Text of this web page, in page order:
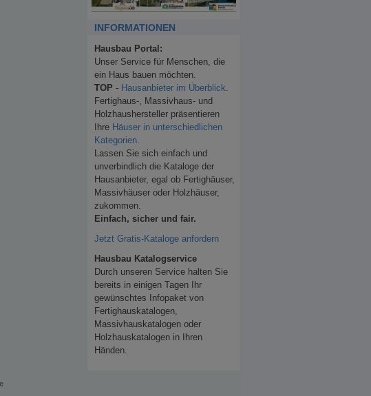
INFORMATIONEN
Hausbau Portal:
Unser Service für Menschen, die
ein Haus bauen möchten.
TOP - Hausanbieter im Überblick
Fertighaus-, Massivhaus- und
Holzhaushersteller präsentieren
Ihre Häuser in unterschiedlichen
Kategorien
Lassen Sie sich einfach und
unverbindlich die Kataloge der
Hausanbieter, egal ob Fertighäuser,
Massivhäuser oder Holzhäuser,
zukommen.
Einfach, sicher und fair.
Jetzt Gratis-Kataloge anfordern
Hausbau Katalogservice
Durch unseren Service halten Sie
bereits in einigen Tagen Ihr
gewünschtes Infopaket von
Fertighauskatalogen,
Massivhauskatalogen oder
Holzhauskatalogen in Ihren
Händen.